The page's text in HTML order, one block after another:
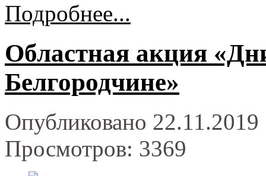
Подробнее...
Областная акция
Белгородчине»
Опубликовано 22.11.2019
Просмотров: 3369